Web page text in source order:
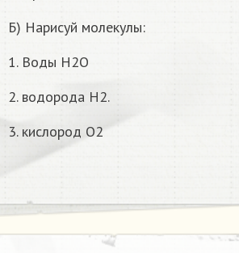
Б) Нарисуй молекулы:
1. Воды Н2O
2. водорода H2.
3. кислород О2